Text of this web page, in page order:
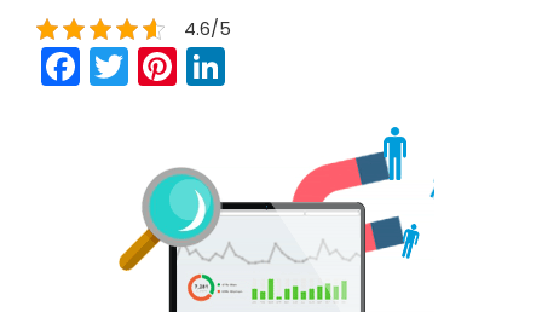
4.6/5
Facebook
TwitterPinterest